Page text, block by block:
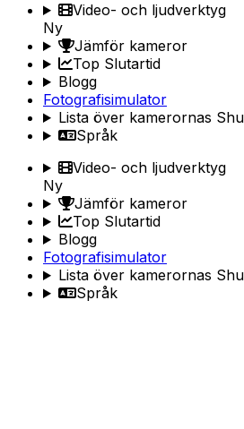
Video- och ljudverktyg
Ny
Jämför kameror
Top Slutartid
Blogg
Fotografisimulator
Lista över kamerornas
Språk
Video- och ljudverktyg
Ny
Jämför kameror
Top Slutartid
Blogg
Fotografisimulator
Lista över kamerornas
Språk